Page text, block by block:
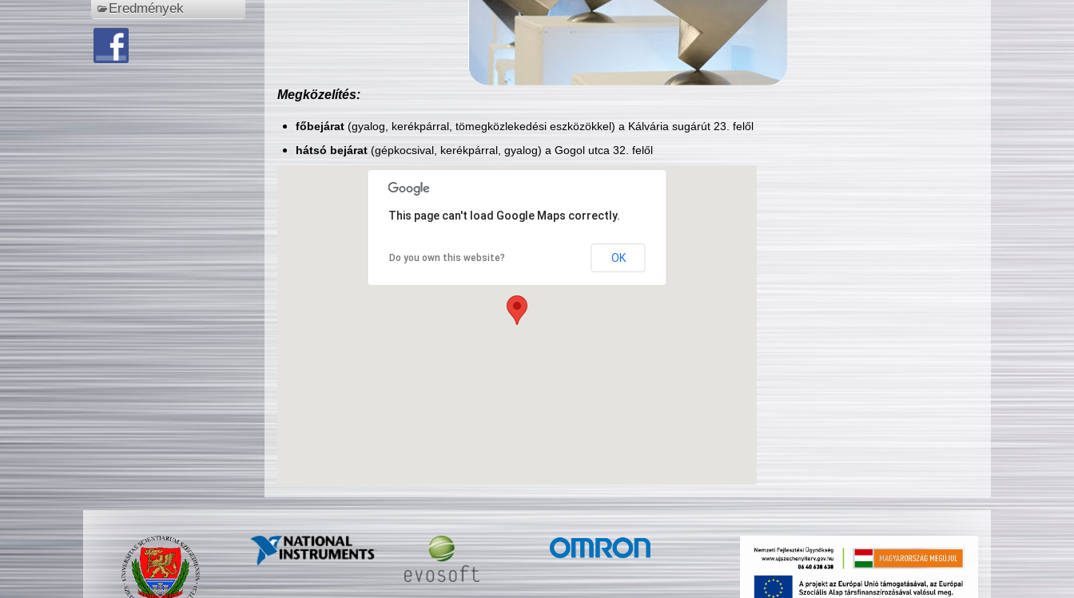
Eredmények
Megközelítés:
főbejárat(gyalog, kerékpárral, tömegközlekedési eszközökkel) a Kálvária sugárút 23. felől
hátsó bejárat(gépkocsival, kerékpárral, gyalog) a Gogol utca 32. felől
This page can't load Google Maps correctly.
Do you own this website? OK